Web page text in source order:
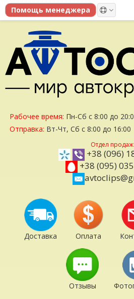
Рабочее время: Пн-Сб с 8:00 до
Отправка: Вт-Чт, Сб с 8:00 до 16:00
Отдел продаж:
+38 (096)
+38 (095)
Доставка Оплата
Отзывы